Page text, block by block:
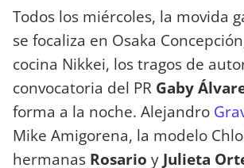
Todos los miércoles, la movida
se focaliza en Osaka
cocina Nikkei, los tragos de
convocatoria del PR Gaby
forma a la noche. Alejandro
Mike Amigorena, la modelo
hermanas Rosario y Julieta